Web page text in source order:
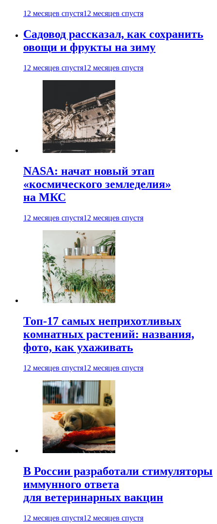
12 месяцев спустя12 месяцев спустя
Садовод рассказал, как сохранить
овощи и фрукты на зиму
12 месяцев спустя12 месяцев спустя
NASA: начат новый этап
«космического земледелия»
на МКС
12 месяцев спустя12 месяцев спустя
Топ-17 самых неприхотливых
комнатных растений: названия,
фото, как ухаживать
12 месяцев спустя12 месяцев спустя
В России разработали стимуляторы
иммунного ответа
для ветеринарных вакцин
12 месяцев спустя12 месяцев спустя